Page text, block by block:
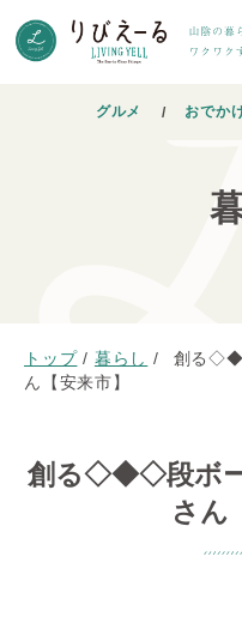
グルメ おでか
トップ / 暮らし /
創る
ん【安来市】
創る◇◆◇段ボー
さん